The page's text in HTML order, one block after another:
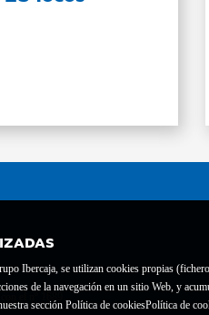
Ibercaja, se utilizan cookies propias
de la navegación en un sitio Web, y
sección Política de cookiesPolítica de
el nº 1689.